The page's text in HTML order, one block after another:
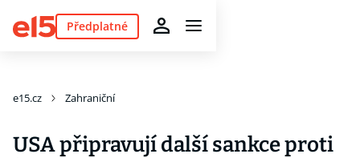
Předplatné
e15.cz Zahraniční
USA připravují další sankce proti